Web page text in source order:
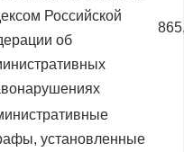
Российской
об
установленные